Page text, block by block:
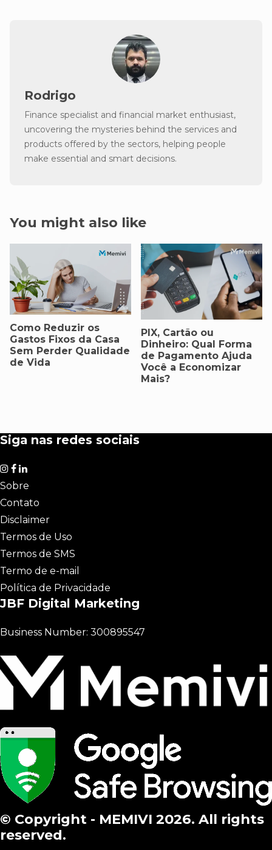
Rodrigo
Finance specialist and financial market enthusiast,
uncovering the mysteries behind the services and
products offered by the sectors, helping people
make essential and smart decisions.
You might also like
Como Reduzir os
Gastos Fixos da Casa
Sem Perder Qualidade
de Vida
PIX, Cartão ou
Dinheiro: Qual Forma
de Pagamento Ajuda
Você a Economizar
Mais?
Siga nas redes sociais
Sobre
Contato
Disclaimer
Termos de Uso
Termos de SMS
Termo de e-mail
Política de Privacidade
JBF Digital Marketing
Business Number: 300895547
© Copyright - MEMIVI 2026. All rights
reserved.